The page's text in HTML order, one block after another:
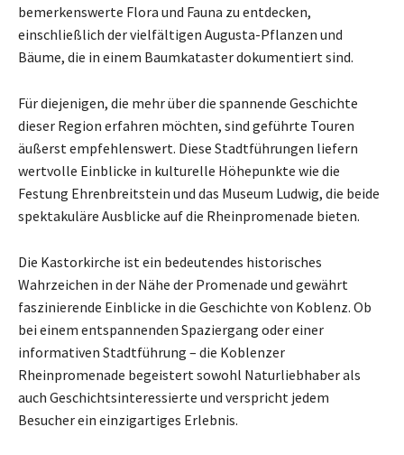
bemerkenswerte Flora und Fauna zu entdecken,
einschließlich der vielfältigen Augusta-Pflanzen und
Bäume, die in einem Baumkataster dokumentiert sind.
Für diejenigen, die mehr über die spannende Geschichte
dieser Region erfahren möchten, sind geführte Touren
äußerst empfehlenswert. Diese Stadtführungen liefern
wertvolle Einblicke in kulturelle Höhepunkte wie die
Festung Ehrenbreitstein und das Museum Ludwig, die beide
spektakuläre Ausblicke auf die Rheinpromenade bieten.
Die Kastorkirche ist ein bedeutendes historisches
Wahrzeichen in der Nähe der Promenade und gewährt
faszinierende Einblicke in die Geschichte von Koblenz. Ob
bei einem entspannenden Spaziergang oder einer
informativen Stadtführung – die Koblenzer
Rheinpromenade begeistert sowohl Naturliebhaber als
auch Geschichtsinteressierte und verspricht jedem
Besucher ein einzigartiges Erlebnis.